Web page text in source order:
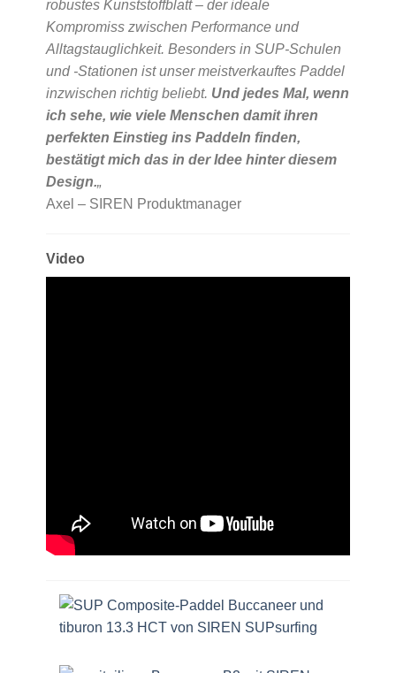
robustes Kunststoffblatt – der ideale
Kompromiss zwischen Performance und
Alltagstauglichkeit. Besonders in SUP-Schulen
und -Stationen ist unser meistverkauftes Paddel
inzwischen richtig beliebt. Und jedes Mal, wenn
ich sehe, wie viele Menschen damit ihren
perfekten Einstieg ins Paddeln finden,
bestätigt mich das in der Idee hinter diesem
Design.„
Axel – SIREN Produktmanager
Video